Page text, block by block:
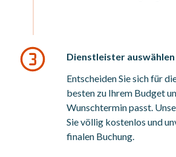
Dienstleister auswählen
Entscheiden Sie sich für
besten zu Ihrem Budget
Wunschtermin passt.
Sie völlig kostenlos und
finalen Buchung.